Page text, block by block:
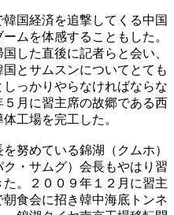
国経済を追撃してくる中国
ムを体感することもした。
した直後に記者らと会い、
国とサムスンについてとても
っかりやらなければならな
月に習主席の故郷である西
工場を完工した。
努めている錦湖（クムホ）
・サムグ）会長もやはり習
。２００９年１２月に習主
食会に招き韓中海底トンネ